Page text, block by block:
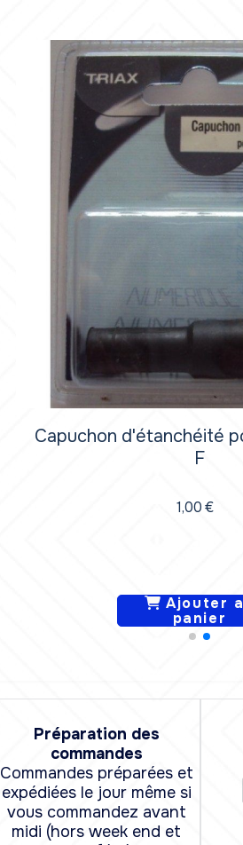
Capuchon d'étanchéité
F
1,00€
Ajouter
panier
Préparation des
commandes
Commandes préparées et
expédiées le jour même si
vous commandez avant
midi (hors week end et